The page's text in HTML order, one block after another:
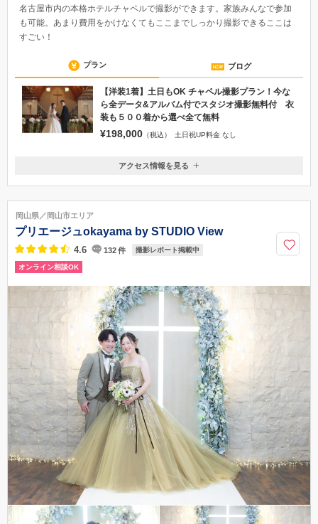
名古屋市内の本格ホテルチャペルで撮影ができます。家族みんなで参加
も可能。あまり費用をかけなくてもここまでしっかり撮影できるここは
すごい！
プラン ブログ
【洋装1着】土日もOK チャペル撮影プラン！今な
ら全データ&アルバム付でスタジオ撮影無料付 衣
装も５００着から選べ全て無料
¥198,000 （税込） 土日祝UP料金 なし
愛知県名古屋市中区栄3丁目31-13加地ビル3F ※地下鉄「矢場町」4番出口
正面(徒歩０分)
名城線矢場町4番出口正面（徒歩0分）
アクセス情報を見る
岡山県／岡山市エリア
プリエージュokayama by STUDIO View
4.6 132件 撮影レポート掲載中
オンライン相談OK